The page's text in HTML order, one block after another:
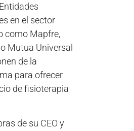
en el sector
como Mapfre,
Mutua Universal
de la
para ofrecer
de fisioterapia
de su CEO y